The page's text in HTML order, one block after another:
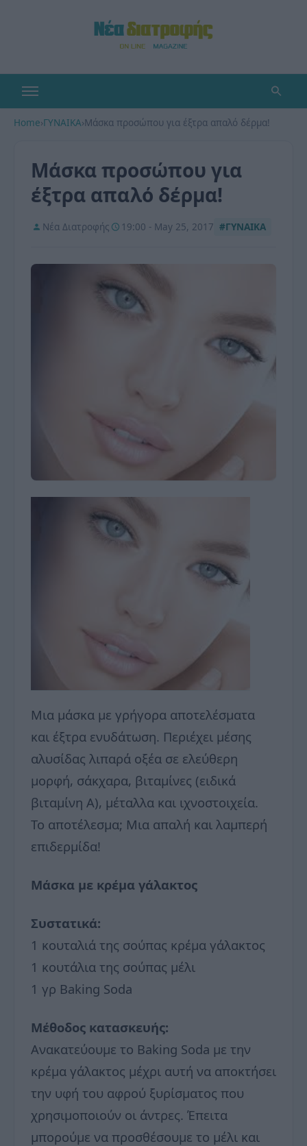
Home›ΓΥΝΑΙΚΑ›Μάσκα προσώπου για έξτρα απαλό δέρμα!
Μάσκα προσώπου για
έξτρα απαλό δέρμα!
Νέα Διατροφής 19:00 - May 25, 2017 #ΓΥΝΑΙΚΑ
Μια μάσκα με γρήγορα αποτελέσματα
και έξτρα ενυδάτωση. Περιέχει μέσης
αλυσίδας λιπαρά οξέα σε ελεύθερη
μορφή, σάκχαρα, βιταμίνες (ειδικά
βιταμίνη Α), μέταλλα και ιχνοστοιχεία.
Το αποτέλεσμα; Μια απαλή και λαμπερή
επιδερμίδα!
Μάσκα με κρέμα γάλακτος
Συστατικά:
1 κουταλιά της σούπας κρέμα γάλακτος
1 κουτάλια της σούπας μέλι
1 γρ Baking Soda
Μέθοδος κατασκευής:
Ανακατεύουμε το Baking Soda με την
κρέμα γάλακτος μέχρι αυτή να αποκτήσει
την υφή του αφρού ξυρίσματος που
χρησιμοποιούν οι άντρες. Έπειτα
μπορούμε να προσθέσουμε το μέλι και